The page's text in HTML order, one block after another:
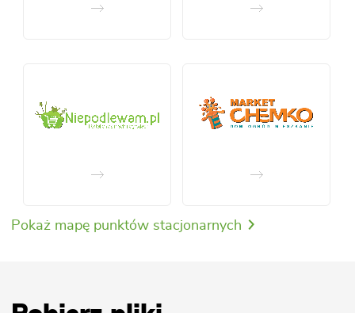
Pokaż mapę punktów stacjonarnych